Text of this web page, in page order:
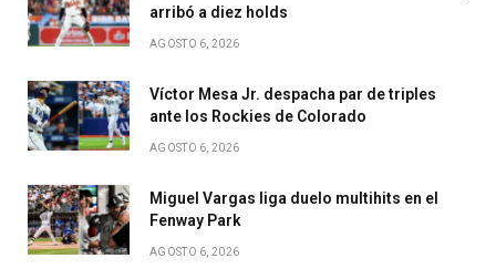
arribó a diez holds
AGOSTO 6, 2026
Víctor Mesa Jr. despacha par de triples
ante los Rockies de Colorado
AGOSTO 6, 2026
Miguel Vargas liga duelo multihits en el
Fenway Park
AGOSTO 6, 2026